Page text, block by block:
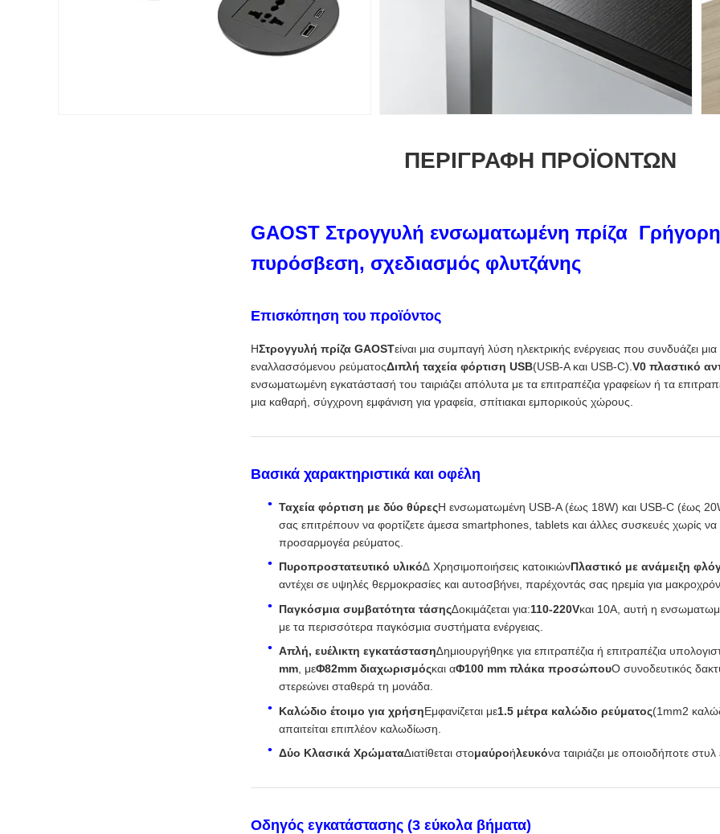
ΠΕΡΙΓΡΑΦΉ ΠΡΟΪΌΝΤΩΝ
GAOST Στρογγυλή ενσωματωμένη πρίζα
πυρόσβεση, σχεδιασμός φλυτζάνης
Επισκόπηση του προϊόντος
ΗΣτρογγυλή πρίζα GAOSTείναι μια συμπαγή λύση ηλεκτρικής ενέργειας που συνδυάζει μια
εναλλασσόμενου ρεύματοςΔιπλή ταχεία φόρτιση USB(USB-A και USB-C). V0 πλαστικό
ενσωματωμένη εγκατάστασή του ταιριάζει απόλυτα με τα επιτραπέζια γραφείων ή τα
μια καθαρή, σύγχρονη εμφάνιση για γραφεία, σπίτιακαι εμπορικούς χώρους.
Βασικά χαρακτηριστικά και οφέλη
Ταχεία φόρτιση με δύο θύρεςΗ ενσωματωμένη USB-A (έως 18W) και USB-C (έως
σας επιτρέπουν να φορτίζετε άμεσα smartphones, tablets και άλλες συσκευές χωρίς να
προσαρμογέα ρεύματος.
Πυροπροστατευτικό υλικό∆ Χρησιμοποιήσεις κατοικιώνΠλαστικό με ανάμειξη
αντέχει σε υψηλές θερμοκρασίες και αυτοσβήνει, παρέχοντάς σας ηρεμία για
Παγκόσμια συμβατότητα τάσης∆οκιμάζεται για:110-220Vκαι 10Α, αυτή η
με τα περισσότερα παγκόσμια συστήματα ενέργειας.
Απλή, ευέλικτη εγκατάσταση∆ημιουργήθηκε για επιτραπέζια ή επιτραπέζια
mm, μεΦ82mm διαχωρισμόςκαι αΦ100 mm πλάκα προσώπουΟ συνοδευτικός
στερεώνει σταθερά τη μονάδα.
Καλώδιο έτοιμο για χρήσηΕμφανίζεται με1.5 μέτρα καλώδιο ρεύματος(1mm2
απαιτείται επιπλέον καλωδίωση.
Δύο Κλασικά Χρώματα∆ιατίθεται στομαύροήλευκόνα ταιριάζει με οποιοδήποτε
Οδηγός εγκατάστασης (3 εύκολα βήματα)